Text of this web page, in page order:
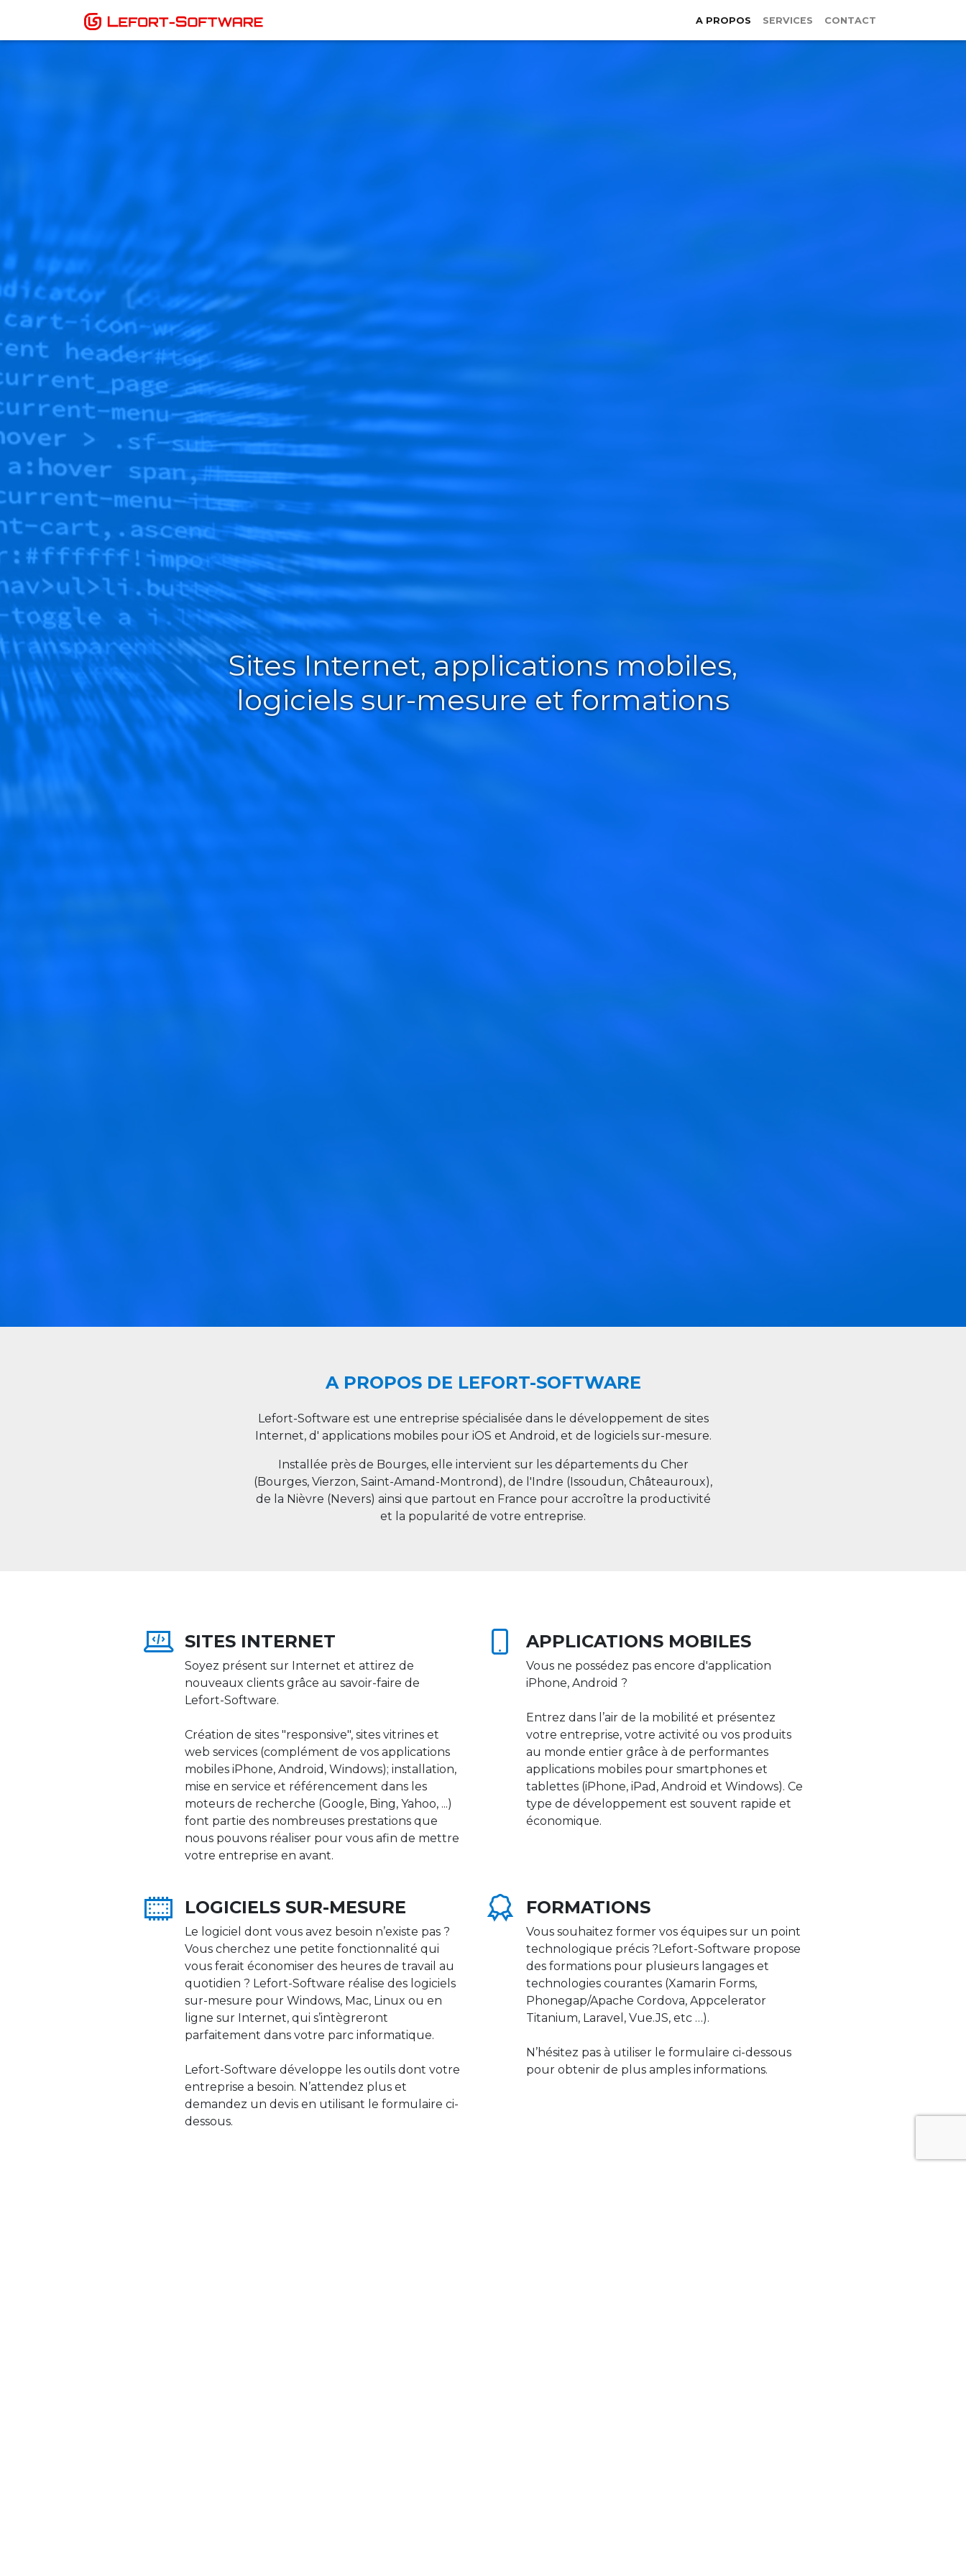
A PROPOS SERVICES CONTACT
Sites Internet, applications mobiles,
logiciels sur-mesure et formations
A PROPOS DE LEFORT-SOFTWARE
Lefort-Software est une entreprise spécialisée dans le développement de sites
Internet, d' applications mobiles pour iOS et Android, et de logiciels sur-mesure.
Installée près de Bourges, elle intervient sur les départements du Cher
(Bourges, Vierzon, Saint-Amand-Montrond), de l'Indre (Issoudun, Châteauroux),
de la Nièvre (Nevers) ainsi que partout en France pour accroître la productivité
et la popularité de votre entreprise.
SITES INTERNET
Soyez présent sur Internet et attirez de
nouveaux clients grâce au savoir-faire de
Lefort-Software.
Création de sites "responsive", sites vitrines et
web services (complément de vos applications
mobiles iPhone, Android, Windows); installation,
mise en service et référencement dans les
moteurs de recherche (Google, Bing, Yahoo, ...)
font partie des nombreuses prestations que
nous pouvons réaliser pour vous afin de mettre
votre entreprise en avant.
APPLICATIONS MOBILES
Vous ne possédez pas encore d'application
iPhone, Android ?
Entrez dans l’air de la mobilité et présentez
votre entreprise, votre activité ou vos produits
au monde entier grâce à de performantes
applications mobiles pour smartphones et
tablettes (iPhone, iPad, Android et Windows). Ce
type de développement est souvent rapide et
économique.
LOGICIELS SUR-MESURE
Le logiciel dont vous avez besoin n’existe pas ?
Vous cherchez une petite fonctionnalité qui
vous ferait économiser des heures de travail au
quotidien ? Lefort-Software réalise des logiciels
sur-mesure pour Windows, Mac, Linux ou en
ligne sur Internet, qui s’intègreront
parfaitement dans votre parc informatique.
Lefort-Software développe les outils dont votre
entreprise a besoin. N’attendez plus et
demandez un devis en utilisant le formulaire ci-
dessous.
FORMATIONS
Vous souhaitez former vos équipes sur un point
technologique précis ?Lefort-Software propose
des formations pour plusieurs langages et
technologies courantes (Xamarin Forms,
Phonegap/Apache Cordova, Appcelerator
Titanium, Laravel, Vue.JS, etc …).
N’hésitez pas à utiliser le formulaire ci-dessous
pour obtenir de plus amples informations.